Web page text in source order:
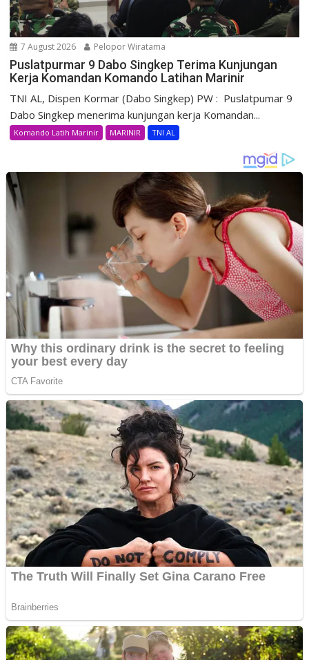
7 August 2026 Pelopor Wiratama
Puslatpurmar 9 Dabo Singkep Terima Kunjungan
Kerja Komandan Komando Latihan Marinir
TNI AL, Dispen Kormar (Dabo Singkep) PW : Puslatpumar 9
Dabo Singkep menerima kunjungan kerja Komandan...
Komando Latih Marinir MARINIR TNI AL